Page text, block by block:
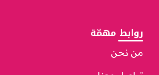
روابط مهمّة
من نحن